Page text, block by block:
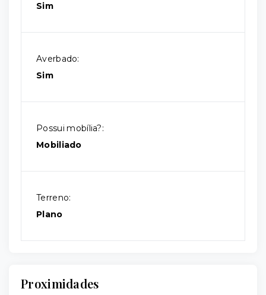
Sim
Averbado:
Sim
Possui mobília?:
Mobiliado
Terreno:
Plano
Proximidades